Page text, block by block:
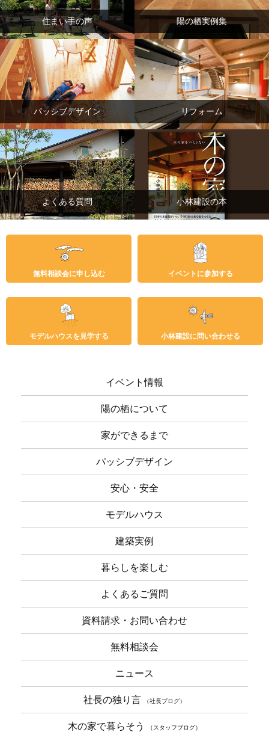
住まい手の声 陽の栖実例集
パッシブデザイン リフォーム
よくある質問 小林建設の本
無料相談会に申し込む イベントに参加する
モデルハウスを見学する 小林建設に問い合わせる
イベント情報
陽の栖について
家ができるまで
パッシブデザイン
安心・安全
モデルハウス
建築実例
暮らしを楽しむ
よくあるご質問
資料請求・お問い合わせ
無料相談会
ニュース
社長の独り言 （社長ブログ）
木の家で暮らそう （スタッフブログ）